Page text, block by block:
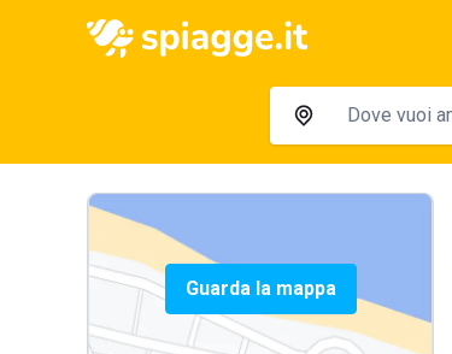
Guarda la mappa